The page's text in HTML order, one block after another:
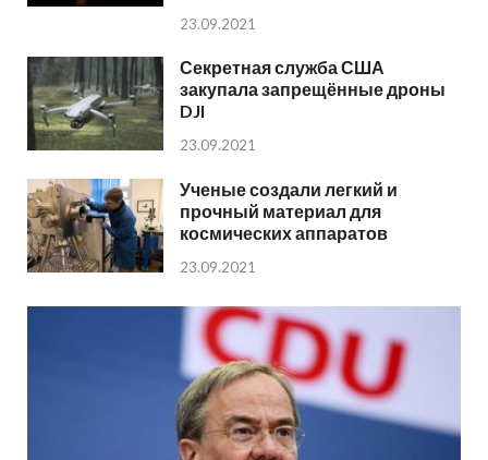
23.09.2021
Секретная служба США
закупала запрещённые дроны
DJI
23.09.2021
Ученые создали легкий и
прочный материал для
космических аппаратов
23.09.2021